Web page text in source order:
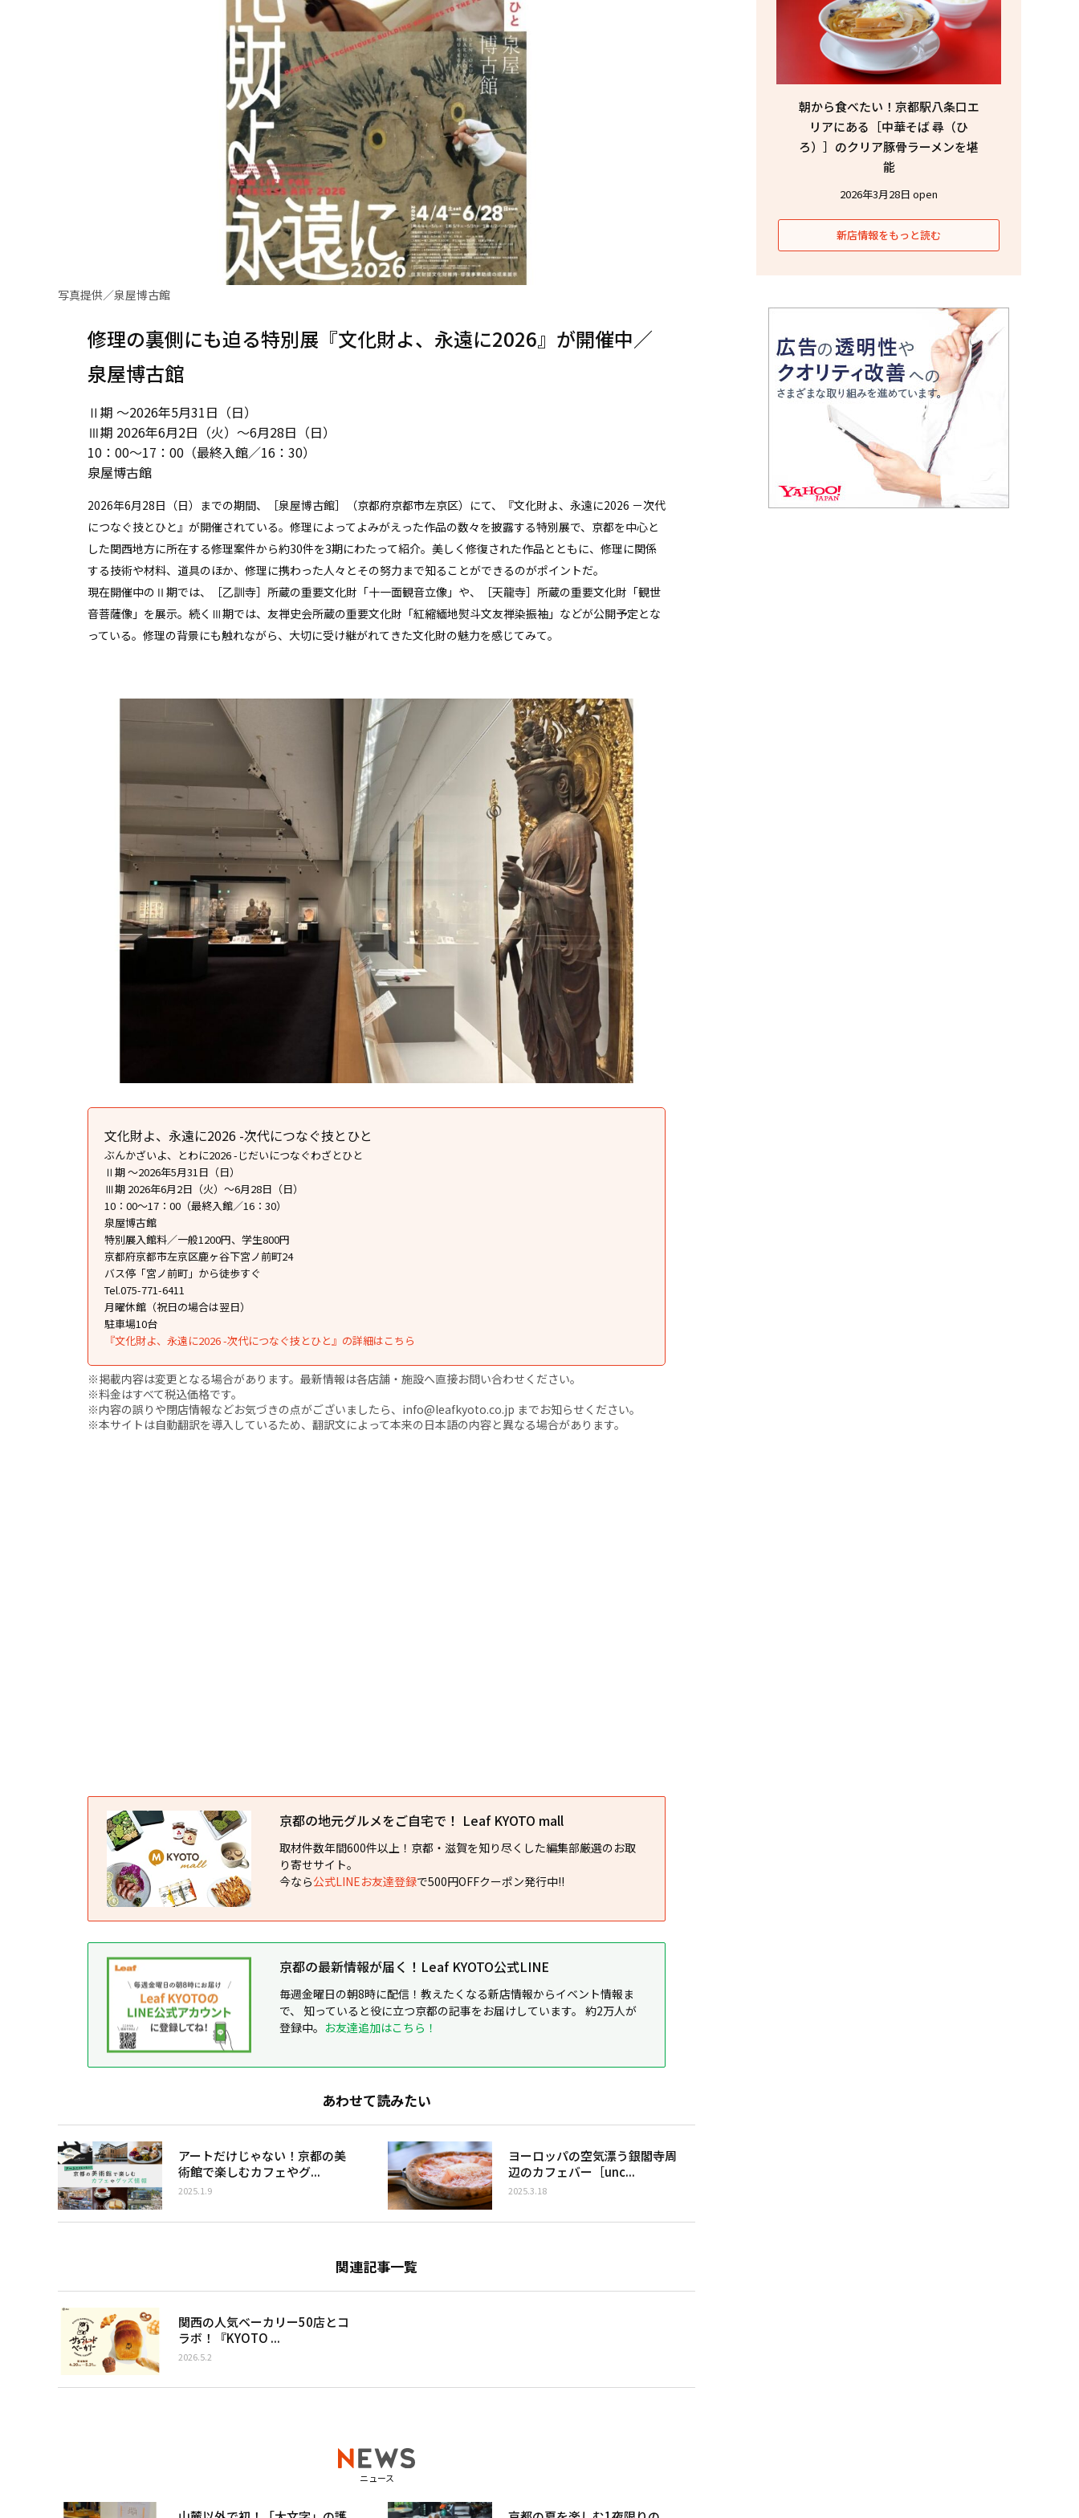
写真提供／泉屋博古館
修理の裏側にも迫る特別展『文化財よ、永遠に2026』が開催中／
泉屋博古館
Ⅱ期 〜2026年5月31日（日）
Ⅲ期 2026年6月2日（火）～6月28日（日）
10：00〜17：00（最終入館／16：30）
泉屋博古館
2026年6月28日（日）までの期間、［泉屋博古館］（京都府京都市左京区）にて、『文化財よ、永遠に2026 －次代
につなぐ技とひと』が開催されている。修理によってよみがえった作品の数々を披露する特別展で、京都を中心と
した関西地方に所在する修理案件から約30件を3期にわたって紹介。美しく修復された作品とともに、修理に関係
する技術や材料、道具のほか、修理に携わった人々とその努力まで知ることができるのがポイントだ。
現在開催中のⅡ期では、［乙訓寺］所蔵の重要文化財「十一面観音立像」や、［天龍寺］所蔵の重要文化財「観世
音菩薩像」を展示。続くⅢ期では、友禅史会所蔵の重要文化財「紅縮緬地熨斗文友禅染振袖」などが公開予定とな
っている。修理の背景にも触れながら、大切に受け継がれてきた文化財の魅力を感じてみて。
文化財よ、永遠に2026 -次代につなぐ技とひと
ぶんかざいよ、とわに2026 -じだいにつなぐわざとひと
Ⅱ期 〜2026年5月31日（日）
Ⅲ期 2026年6月2日（火）～6月28日（日）
10：00〜17：00（最終入館／16：30）
泉屋博古館
特別展入館料／一般1200円、学生800円
京都府京都市左京区鹿ヶ谷下宮ノ前町24
バス停「宮ノ前町」から徒歩すぐ
Tel.075-771-6411
月曜休館（祝日の場合は翌日）
駐車場10台
『文化財よ、永遠に2026 -次代につなぐ技とひと』の詳細はこちら
※掲載内容は変更となる場合があります。最新情報は各店舗・施設へ直接お問い合わせください。
※料金はすべて税込価格です。
※内容の誤りや閉店情報などお気づきの点がございましたら、info@leafkyoto.co.jp までお知らせください。
※本サイトは自動翻訳を導入しているため、翻訳文によって本来の日本語の内容と異なる場合があります。
京都の地元グルメをご自宅で！ Leaf KYOTO mall
取材件数年間600件以上！京都・滋賀を知り尽くした編集部厳選のお取
り寄せサイト。
今なら公式LINEお友達登録で500円OFFクーポン発行中!!
京都の最新情報が届く！Leaf KYOTO公式LINE
毎週金曜日の朝8時に配信！教えたくなる新店情報からイベント情報ま
で、 知っていると役に立つ京都の記事をお届けしています。 約2万人が
登録中。 お友達追加はこちら！
あわせて読みたい
アートだけじゃない！京都の美
術館で楽しむカフェやグ...
2025.1.9
ヨーロッパの空気漂う銀閣寺周
辺のカフェバー［unc...
2025.3.18
関連記事一覧
関西の人気ベーカリー50店とコ
ラボ！『KYOTO ...
2026.5.2
ニュース
朝から食べたい！京都駅八条口エ
リアにある［中華そば 尋（ひ
ろ）］のクリア豚骨ラーメンを堪
能
2026年3月28日 open
新店情報をもっと読む